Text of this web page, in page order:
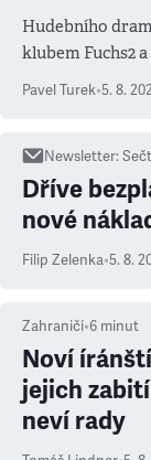
Hudebního
klubem Fuchs2
ale atmosféra
Pavel Turek•5. 8.
Newsletter:
Dříve
nové
Filip Zelenka•5. 8.
Zahraničí•6 minut
Noví
jejich
neví rady